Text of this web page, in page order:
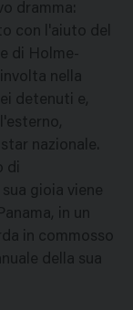
dramma:
con l'aiuto del
di Holme-
nella
detenuti e,
nazionale.
di
gioia viene
in un
in commosso
della sua